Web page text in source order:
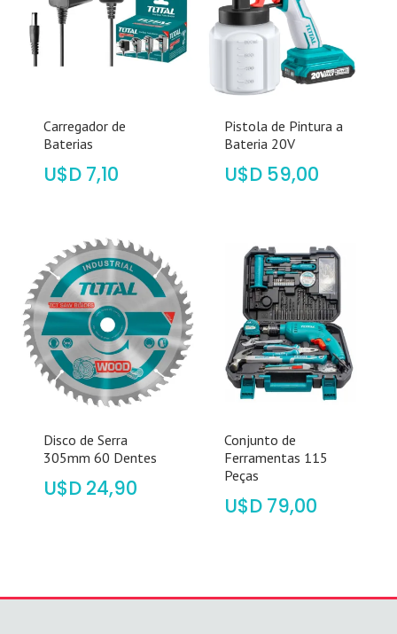
Carregador de
Baterias
$ 7,10
Pistola de Pintura a
Bateria 20V
$ 59,00
Disco de Serra
305mm 60 Dentes
$ 24,90
Conjunto de
Ferramentas 115
Peças
$ 79,00